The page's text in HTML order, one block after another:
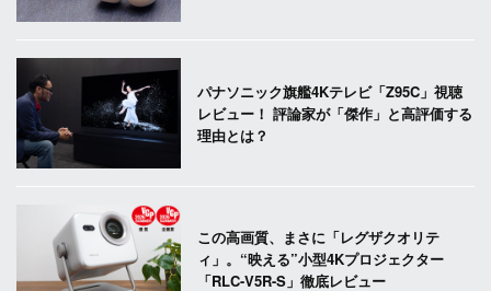
パナソニック旗艦4Kテレビ「Z95C」視聴
レビュー！ 評論家が「傑作」と高評価する
理由とは？
この高画質、まさに「レグザクオリテ
ィ」。“映える”小型4Kプロジェクター
「RLC-V5R-S」徹底レビュー